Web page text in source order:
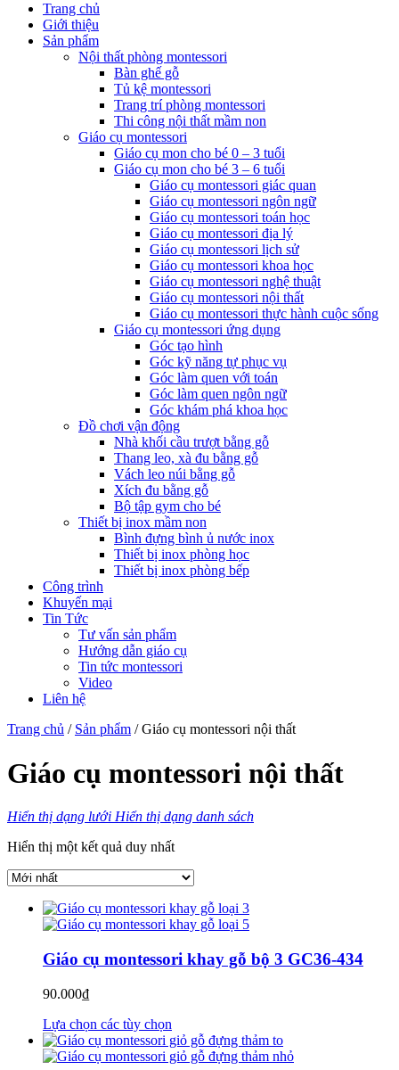
Trang chủ
Giới thiệu
Sản phẩm
Nội thất phòng montessori
Bàn ghế gỗ
Tủ kệ montessori
Trang trí phòng montessori
Thi công nội thất mầm non
Giáo cụ montessori
Giáo cụ mon cho bé 0 – 3 tuổi
Giáo cụ mon cho bé 3 – 6 tuổi
Giáo cụ montessori giác quan
Giáo cụ montessori ngôn ngữ
Giáo cụ montessori toán học
Giáo cụ montessori địa lý
Giáo cụ montessori lịch sử
Giáo cụ montessori khoa học
Giáo cụ montessori nghệ thuật
Giáo cụ montessori nội thất
Giáo cụ montessori thực hành cuộc sống
Giáo cụ montessori ứng dụng
Góc tạo hình
Góc kỹ năng tự phục vụ
Góc làm quen với toán
Góc làm quen ngôn ngữ
Góc khám phá khoa học
Đồ chơi vận động
Nhà khối cầu trượt bằng gỗ
Thang leo, xà đu bằng gỗ
Vách leo núi bằng gỗ
Xích đu bằng gỗ
Bộ tập gym cho bé
Thiết bị inox mầm non
Bình đựng bình ủ nước inox
Thiết bị inox phòng học
Thiết bị inox phòng bếp
Công trình
Khuyến mại
Tin Tức
Tư vấn sản phẩm
Hướng dẫn giáo cụ
Tin tức montessori
Video
Liên hệ
Trang chủ / Sản phẩm / Giáo cụ montessori nội thất
Giáo cụ montessori nội thất
Hiển thị dạng lưới Hiển thị dạng danh sách
Hiển thị một kết quả duy nhất
Giáo cụ montessori khay gỗ bộ 3 GC36-434
90.000₫
Lựa chọn các tùy chọn